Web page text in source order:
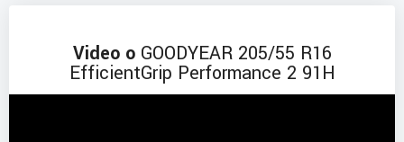
Video o GOODYEAR 205/55 R16
EfficientGrip Performance 2 91H